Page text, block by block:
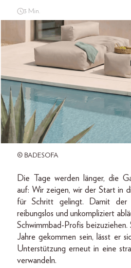
3 Min.
© BADESOFA
Die Tage werden länger, die
auf: Wir zeigen, wir der Start in
für Schritt gelingt. Damit der
reibungslos und unkompliziert
Schwimmbad-Profis
Jahre gekommen sein, lässt er
Unterstützung erneut in eine
verwandeln.